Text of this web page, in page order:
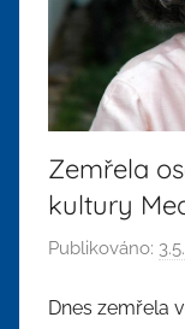
Zemřela
kultury
Publikováno:
Dnes zemřela